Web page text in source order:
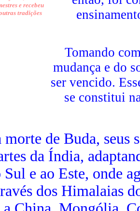
e recebeu
tradições
Tomando
mudança e do
ser vencido.
se constitui
de Buda, seus
da Índia,
Sul e ao Este, onde
dos Himalaias